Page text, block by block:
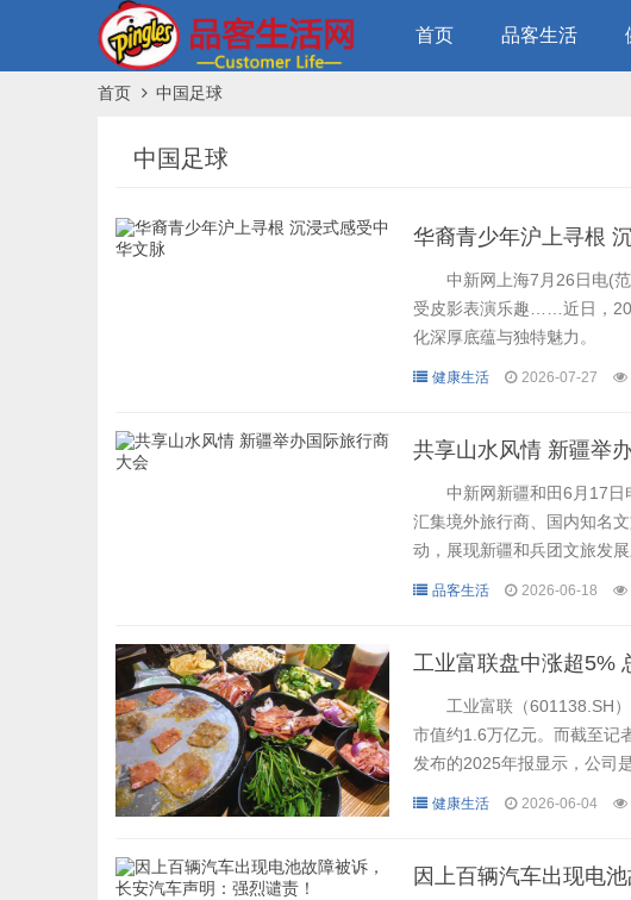
首页 品客生活
首页 中国足球
中国足球
华裔青少年沪上寻根
中新网上海7月26日电(范
受皮影表演乐趣……近日，20
化深厚底蕴与独特魅力。 “
健康生活 2026-07-27
共享山水风情 新疆举
中新网新疆和田6月17日
汇集境外旅行商、国内知名
动，展现新疆和兵团文旅发
品客生活 2026-06-18
工业富联盘中涨超5%
工业富联（601138.SH）
市值约1.6万亿元。而截至
发布的2025年报显示，公司
健康生活 2026-06-04
因上百辆汽车出现电